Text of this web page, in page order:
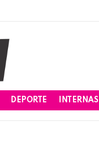
DEPORTE